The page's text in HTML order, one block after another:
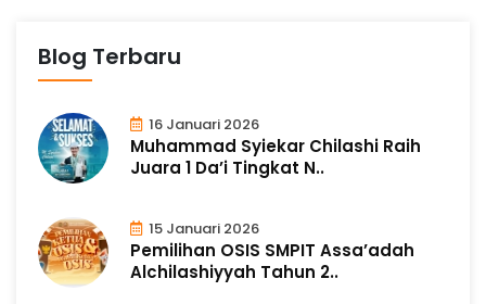
Blog Terbaru
16 Januari 2026
Muhammad Syiekar Chilashi Raih
Juara 1 Da’i Tingkat N..
15 Januari 2026
Pemilihan OSIS SMPIT Assa’adah
Alchilashiyyah Tahun 2..